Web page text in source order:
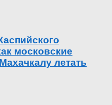
московские
летать